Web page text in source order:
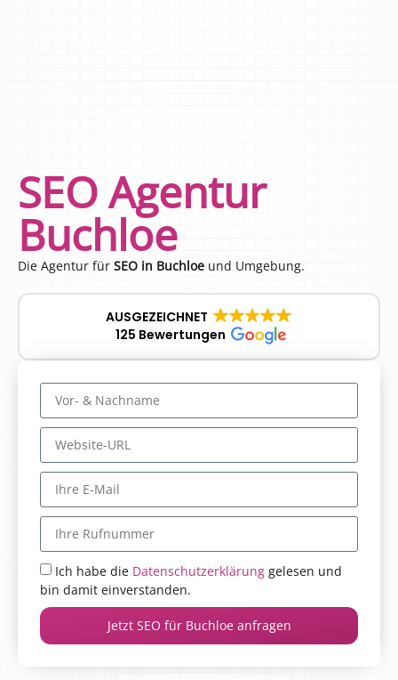
SEO Agentur
Buchloe
Die Agentur für SEO in Buchloe und Umgebung.
AUSGEZEICHNET
125 Bewertungen
Ich habe die Datenschutzerklärung gelesen und
bin damit einverstanden.
Jetzt SEO für Buchloe anfragen